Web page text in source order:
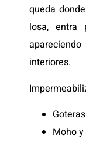
queda
losa, entra
interiores.
Moho